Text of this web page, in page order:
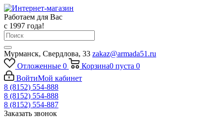
Работаем для Вас
с 1997 года!
Мурманск, Свердлова, 33 zakaz@armada51.ru
Отложенные 0 Корзина0 пуста 0
ВойтиМой кабинет
8 (8152) 554-888
8 (8152) 554-888
8 (8152) 554-887
Заказать звонок